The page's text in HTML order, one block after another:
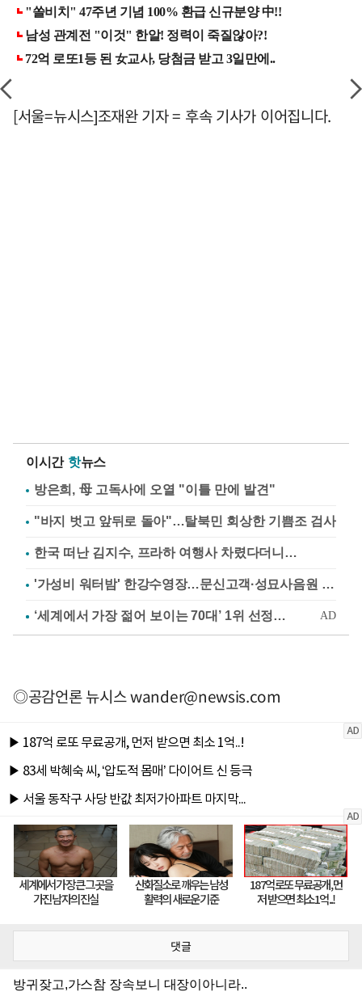
[서울=뉴시스]조재완 기자 = 후속 기사가 이어집니다.
이시간 핫뉴스
방은희, 母 고독사에 오열 "이틀 만에 발견"
"바지 벗고 앞뒤로 돌아"…탈북민 회상한 기쁨조 검사
한국 떠난 김지수, 프라하 여행사 차렸다더니…
'가성비 워터밤' 한강수영장…문신고객·성묘사음원 민원
◎공감언론 뉴시스wander@newsis.com
댓글